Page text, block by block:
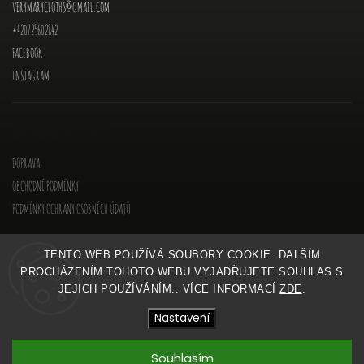
TENTO WEB POUŽÍVÁ SOUBORY COOKIE. DALŠÍM
PROCHÁZENÍM TOHOTO WEBU VYJADŘUJETE SOUHLAS S
JEJICH POUŽÍVÁNÍM.. VÍCE INFORMACÍZDE .
Nastavení
Souhlasím
VERYMARYCLOTHS@GMAIL.COM
+420725602842
FACEBOOK
INSTAGRAM
DOPRAVA
OBCHODNÍ PODMÍNKY
PODMÍNKY OCHRANY OSOBNÍCH ÚDAJŮ
VERYMARY. VŠECHNA PRÁVA VYHRAZENA.
VytvořilShoptet| DesignShoptak.cz